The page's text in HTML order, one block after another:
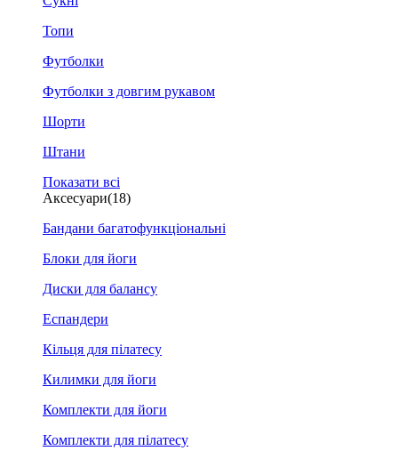
Топи
Футболки
Футболки з довгим рукавом
Шорти
Штани
Показати всі
Аксесуари(18)
Бандани багатофункціональні
Блоки для йоги
Диски для балансу
Еспандери
Кільця для пілатесу
Килимки для йоги
Комплекти для йоги
Комплекти для пілатесу